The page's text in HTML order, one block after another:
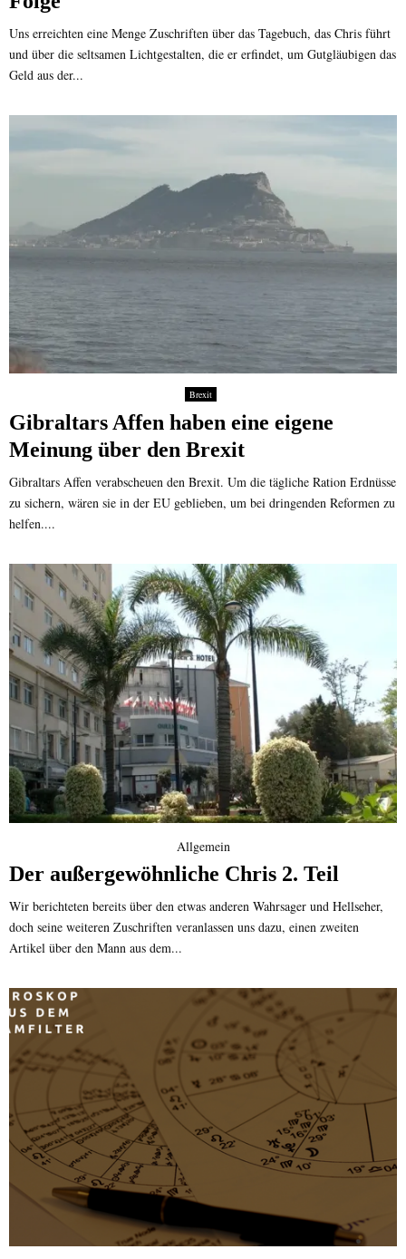
Uns erreichten eine Menge Zuschriften über das Tagebuch, das Chris führt
und über die seltsamen Lichtgestalten, die er erfindet, um Gutgläubigen das
Geld aus der...
Brexit
Gibraltars Affen haben eine eigene
Meinung über den Brexit
Gibraltars Affen verabscheuen den Brexit. Um die tägliche Ration Erdnüsse
zu sichern, wären sie in der EU geblieben, um bei dringenden Reformen zu
helfen....
Allgemein
Der außergewöhnliche Chris 2. Teil
Wir berichteten bereits über den etwas anderen Wahrsager und Hellseher,
doch seine weiteren Zuschriften veranlassen uns dazu, einen zweiten
Artikel über den Mann aus dem...